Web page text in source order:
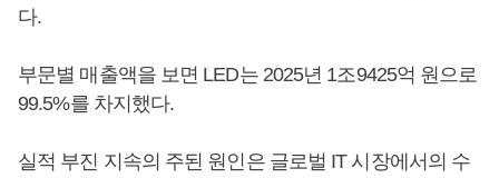
다.
부문별 매출액을 보면 LED는 2025년 1조9425억 원으로
99.5%를 차지했다.
실적 부진 지속의 주된 원인은 글로벌 IT 시장에서의 수